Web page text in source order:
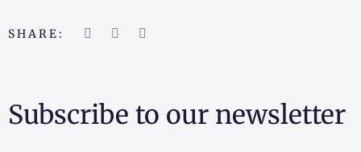
SHARE:
Subscribe to our newsletter